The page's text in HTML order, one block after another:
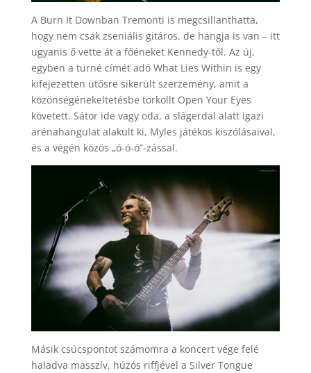
A Burn It Downban Tremonti is megcsillanthatta,
hogy nem csak zseniális gitáros, de hangja is van – itt
ugyanis ő vette át a főéneket Kennedy-től. Az új,
egyben a turné címét adó What Lies Within is egy
kifejezetten ütősre sikerült szerzemény, amit a
közönségénekeltetésbe torkollt Open Your Eyes
követett. Sátor ide vagy oda, a slágerdal alatt igazi
arénahangulat alakult ki, Myles játékos kiszólásaival,
és a végén közös „ó-ó-ó”-zással.
Másik csúcspontot számomra a koncert vége felé
haladva masszív, húzós riffjével a Silver Tongue